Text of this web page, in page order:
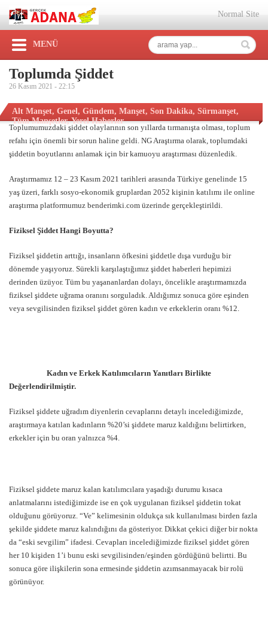
Normal Site
MENÜ
Toplumda Şiddet
26 Kasım 2021 - 22:15
Alt Manşet, Genel, Gündem, Manşet, Son Dakika, Sürmanşet,
Tüm Manşetler,Yerel Haberler
Toplumumuzdaki şiddet olaylarının son yıllarda tırmanışta olması, toplum
refahı için önemli bir sorun haline geldi. NG Araştırma olarak, toplumdaki
şiddetin boyutlarını anlamak için bir kamuoyu araştırması düzenledik.
Araştırmamız 12 – 23 Kasım 2021 tarihleri arasında Türkiye genelinde 15
yaş üzeri, farklı sosyo-ekonomik gruplardan 2052 kişinin katılımı ile online
araştırma platformumuz benderimki.com üzerinde gerçekleştirildi.
Fiziksel Şiddet Hangi Boyutta?
Fiziksel şiddetin arttığı, insanların öfkesini şiddetle dışa vurduğu bir
dönemde yaşıyoruz. Sürekli karşılaştığımız şiddet haberleri hepimizi
derinden üzüyor. Tüm bu yaşananlardan dolayı, öncelikle araştırmamızda
fiziksel şiddete uğrama oranını sorguladık. Aldığımız sonuca göre eşinden
veya sevgilisinden fiziksel şiddet gören kadın ve erkeklerin oranı %12.
Kadın ve Erkek Katılımcıların Yanıtları Birlikte
Değerlendirilmiştir.
Fiziksel şiddete uğradım diyenlerin cevaplarını detaylı incelediğimizde,
araştırmaya katılan kadınların %20’si şiddete maruz kaldığını belirtirken,
erkekler için bu oran yalnızca %4.
Fiziksel şiddete maruz kalan katılımcılara yaşadığı durumu kısaca
anlatmalarını istediğimizde ise en çok uygulanan fiziksel şiddetin tokat
olduğunu görüyoruz. “Ve” kelimesinin oldukça sık kullanılması birden fazla
şekilde şiddete maruz kalındığını da gösteriyor. Dikkat çekici diğer bir nokta
da “eski sevgilim” ifadesi. Cevapları incelediğimizde fiziksel şiddet gören
her 10 kişiden 1’i bunu eski sevgilisinden/eşinden gördüğünü belirtti. Bu
sonuca göre ilişkilerin sona ermesinde şiddetin azımsanmayacak bir rolü
görünüyor.